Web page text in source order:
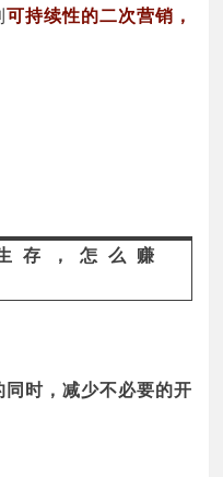
可持续性的二次营销，
存，怎么赚
时，减少不必要的开